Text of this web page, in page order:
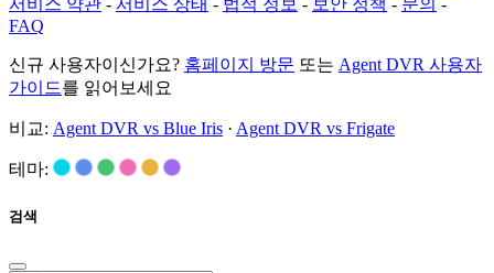
서비스 약관 - 서비스 상태 - 법적 정보 - 보안 정책 - 문의 -
FAQ
신규 사용자이신가요? 홈페이지 방문 또는 Agent DVR 사용자
가이드를 읽어보세요
비교: Agent DVR vs Blue Iris · Agent DVR vs Frigate
테마:
검색